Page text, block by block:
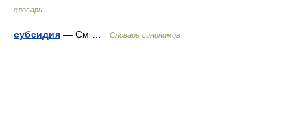
словарь
субсидия — См … Словарь синонимов